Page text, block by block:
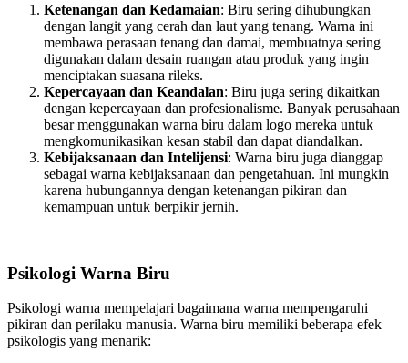
Ketenangan dan Kedamaian: Biru sering dihubungkan
dengan langit yang cerah dan laut yang tenang. Warna ini
membawa perasaan tenang dan damai, membuatnya sering
digunakan dalam desain ruangan atau produk yang ingin
menciptakan suasana rileks.
Kepercayaan dan Keandalan: Biru juga sering dikaitkan
dengan kepercayaan dan profesionalisme. Banyak perusahaan
besar menggunakan warna biru dalam logo mereka untuk
mengkomunikasikan kesan stabil dan dapat diandalkan.
Kebijaksanaan dan Intelijensi: Warna biru juga dianggap
sebagai warna kebijaksanaan dan pengetahuan. Ini mungkin
karena hubungannya dengan ketenangan pikiran dan
kemampuan untuk berpikir jernih.
Psikologi Warna Biru
Psikologi warna mempelajari bagaimana warna mempengaruhi
pikiran dan perilaku manusia. Warna biru memiliki beberapa efek
psikologis yang menarik: